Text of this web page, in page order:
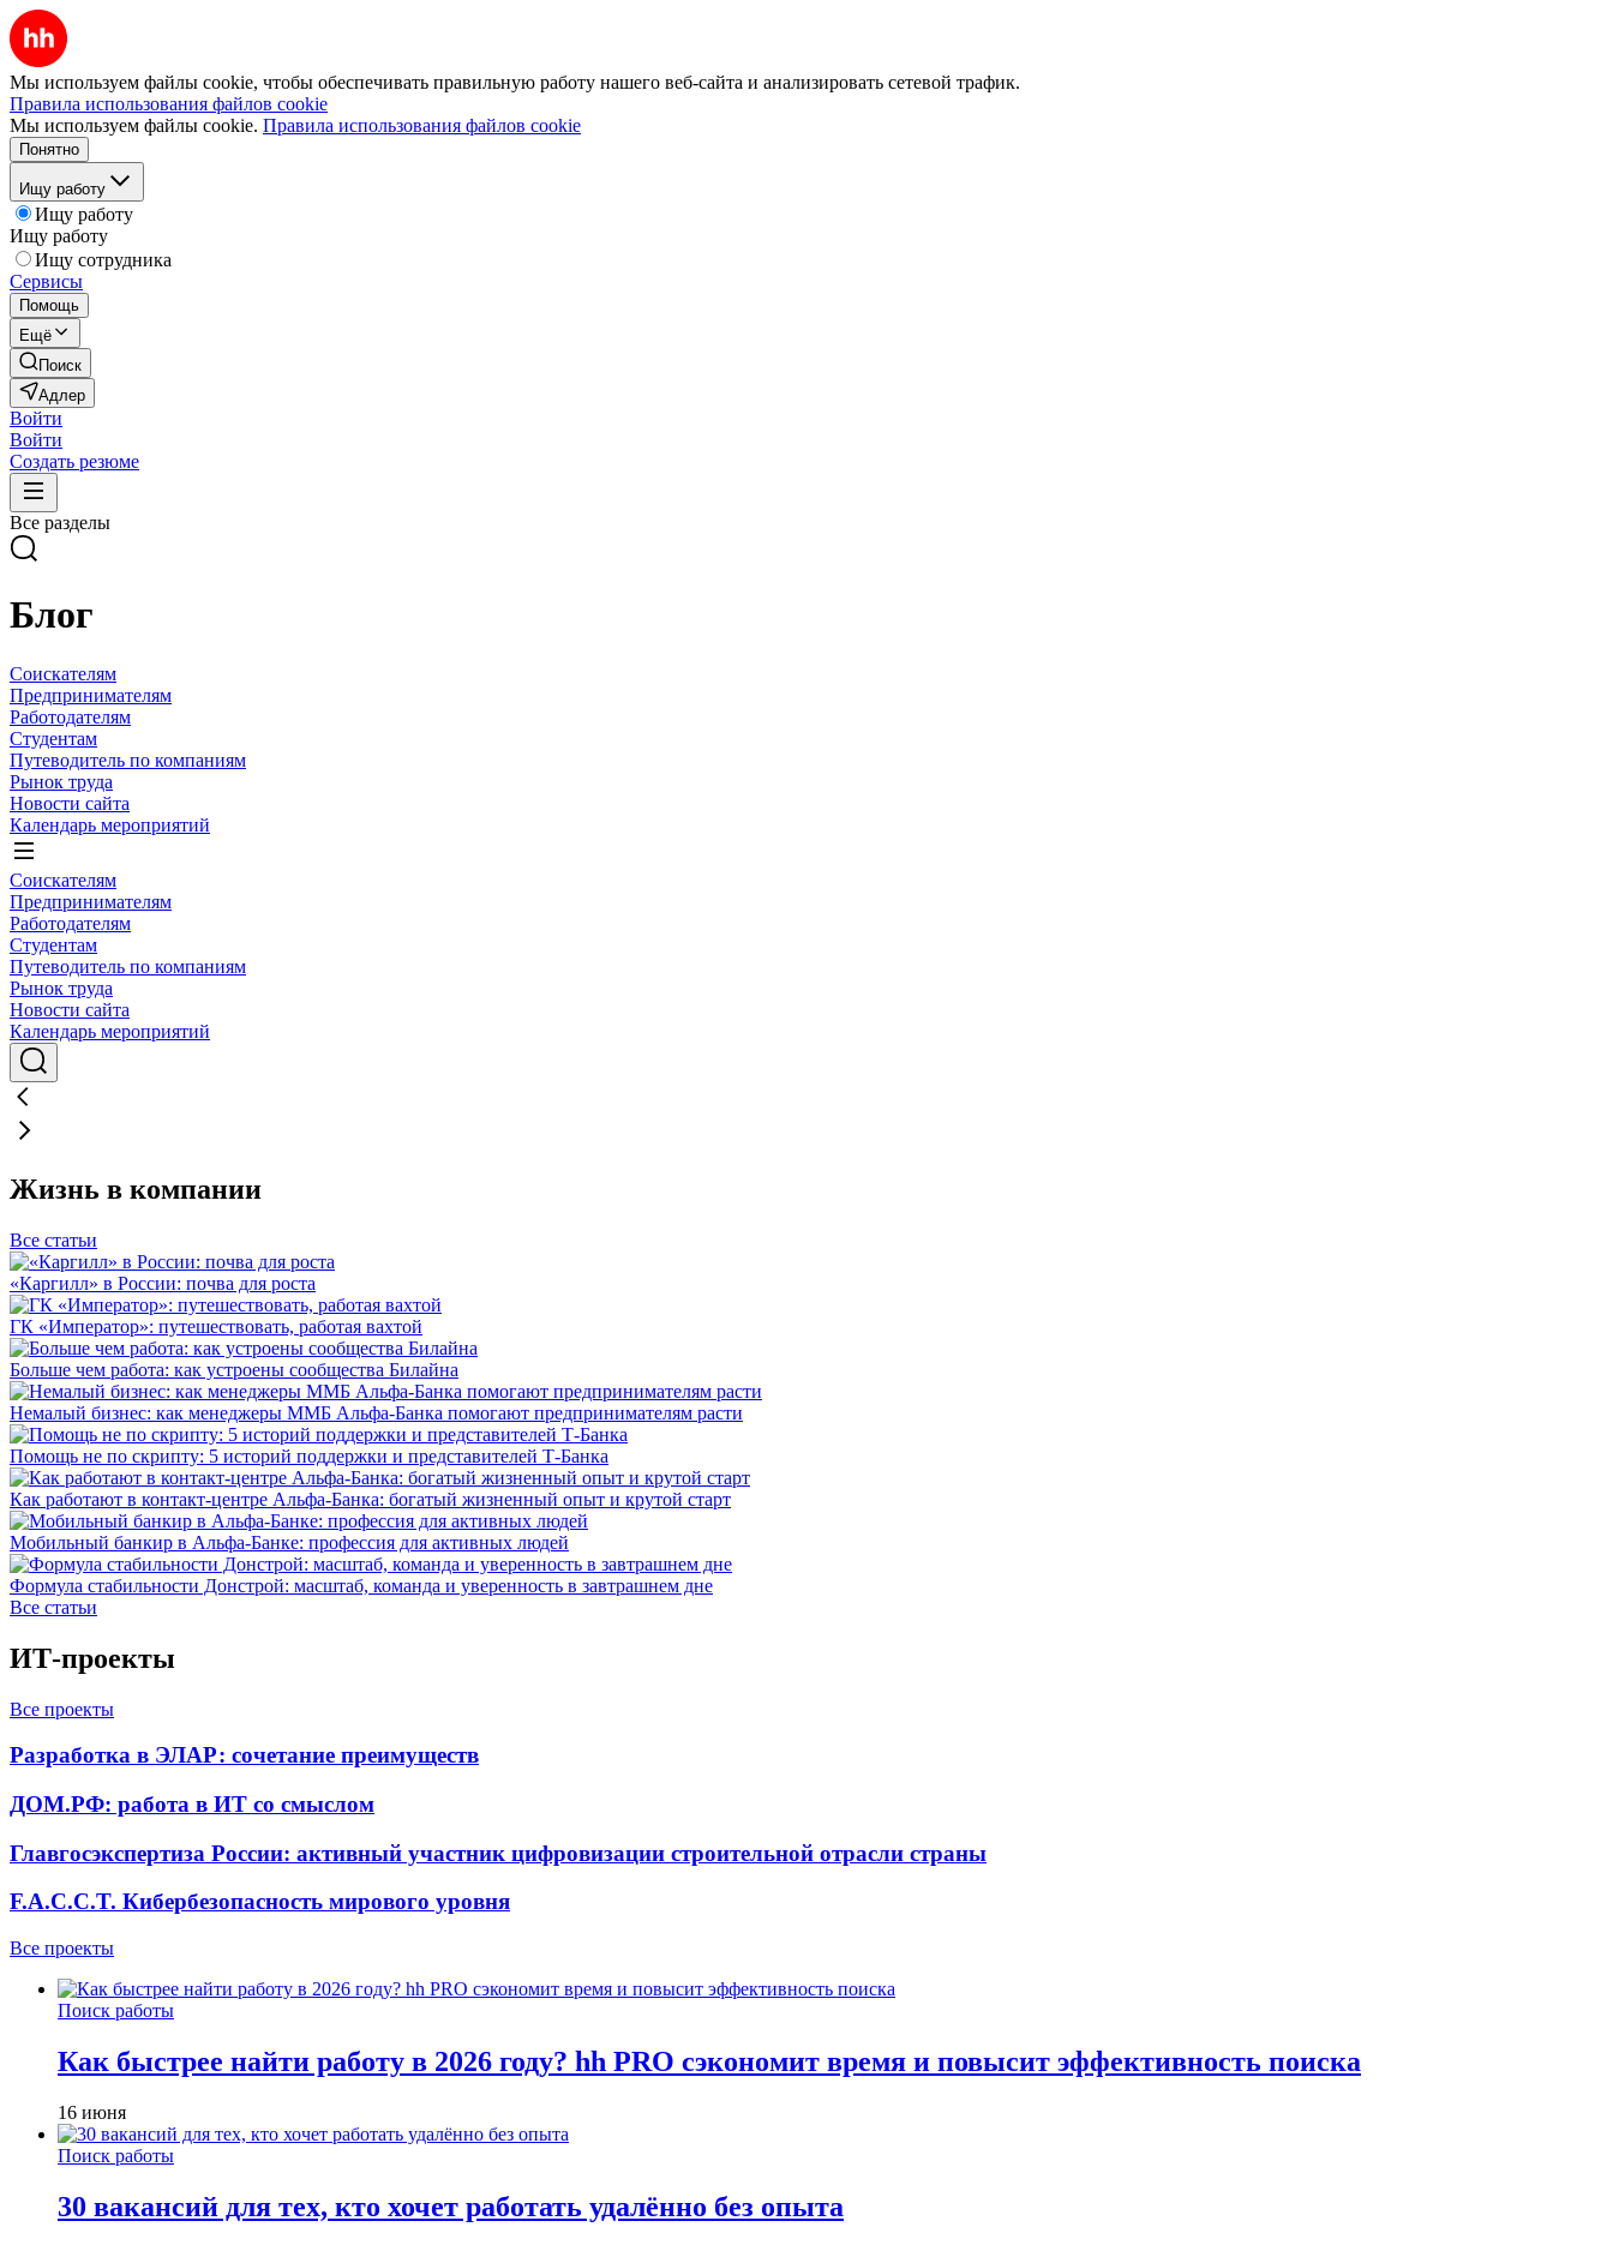
Мы используем файлы cookie, чтобы обеспечивать правильную работу нашего веб-сайта и анализировать сетевой трафик.
Правила использования файлов cookie
Мы используем файлы cookie. Правила использования файлов cookie
Понятно
Ищу работу
Ищу работу
Ищу работу
Ищу сотрудника
Сервисы
Помощь
Ещё
Поиск
Адлер
Войти
Войти
Создать резюме
Все разделы
Блог
Соискателям
Предпринимателям
Работодателям
Студентам
Путеводитель по компаниям
Рынок труда
Новости сайта
Календарь мероприятий
Соискателям
Предпринимателям
Работодателям
Студентам
Путеводитель по компаниям
Рынок труда
Новости сайта
Календарь мероприятий
Жизнь в компании
Все статьи
«Каргилл» в России: почва для роста
ГК «Император»: путешествовать, работая вахтой
Больше чем работа: как устроены сообщества Билайна
Немалый бизнес: как менеджеры ММБ Альфа-Банка помогают предпринимателям расти
Помощь не по скрипту: 5 историй поддержки и представителей Т-Банка
Как работают в контакт-центре Альфа-Банка: богатый жизненный опыт и крутой старт
Мобильный банкир в Альфа-Банке: профессия для активных людей
Формула стабильности Донстрой: масштаб, команда и уверенность в завтрашнем дне
Все статьи
ИТ-проекты
Все проекты
Разработка в ЭЛАР: сочетание преимуществ
ДОМ.РФ: работа в ИТ со смыслом
Главгосэкспертиза России: активный участник цифровизации строительной отрасли страны
F.A.C.C.T. Кибербезопасность мирового уровня
Все проекты
Поиск работы
Как быстрее найти работу в 2026 году? hh PRO сэкономит время и повысит эффективность поиска
16 июня
Поиск работы
30 вакансий для тех, кто хочет работать удалённо без опыта